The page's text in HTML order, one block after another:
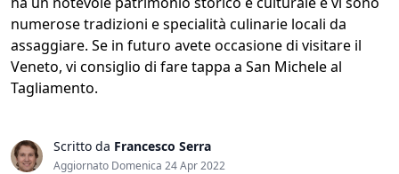
numerose tradizioni e specialità culinarie locali da
assaggiare. Se in futuro avete occasione di visitare il
Veneto, vi consiglio di fare tappa a San Michele al
Tagliamento.
Scritto da Francesco Serra
Aggiornato Domenica 24 Apr 2022